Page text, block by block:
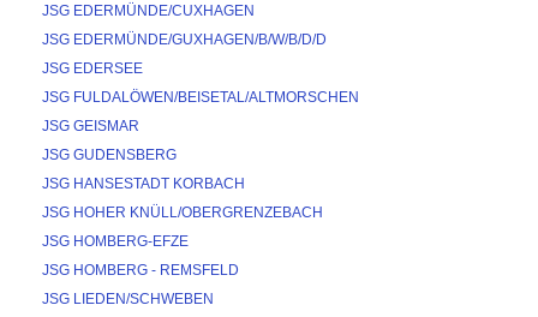
JSG EDERMÜNDE/CUXHAGEN
JSG EDERMÜNDE/GUXHAGEN/B/W/B/D/D
JSG EDERSEE
JSG FULDALÖWEN/BEISETAL/ALTMORSCHEN
JSG GEISMAR
JSG GUDENSBERG
JSG HANSESTADT KORBACH
JSG HOHER KNÜLL/OBERGRENZEBACH
JSG HOMBERG-EFZE
JSG HOMBERG - REMSFELD
JSG LIEDEN/SCHWEBEN